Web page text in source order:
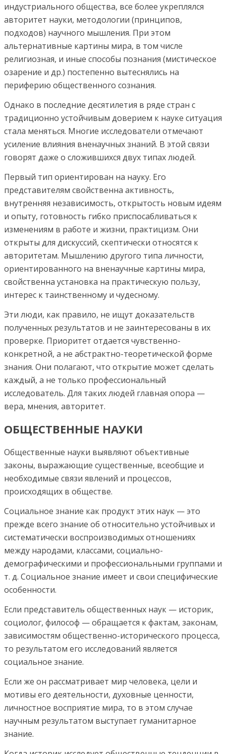
индустриального общества, все более укреплялся
авторитет науки, методологии (принципов,
подходов) научного мышления. При этом
альтернативные картины мира, в том числе
религиозная, и иные способы познания (мистическое
озарение и др.) постепенно вытеснялись на
периферию общественного сознания.
Однако в последние десятилетия в ряде стран с
традиционно устойчивым доверием к науке ситуация
стала меняться. Многие исследователи отмечают
усиление влияния вненаучных знаний. В этой связи
говорят даже о сложившихся двух типах людей.
Первый тип ориентирован на науку. Его
представителям свойственна активность,
внутренняя независимость, открытость новым идеям
и опыту, готовность гибко приспосабливаться к
изменениям в работе и жизни, практицизм. Они
открыты для дискуссий, скептически относятся к
авторитетам. Мышлению другого типа личности,
ориентированного на вненаучные картины мира,
свойственна установка на практическую пользу,
интерес к таинственному и чудесному.
Эти люди, как правило, не ищут доказательств
полученных результатов и не заинтересованы в их
проверке. Приоритет отдается чувственно-
конкретной, а не абстрактно-теоретической форме
знания. Они полагают, что открытие может сделать
каждый, а не только профессиональный
исследователь. Для таких людей главная опора —
вера, мнения, авторитет.
ОБЩЕСТВЕННЫЕ НАУКИ
Общественные науки выявляют объективные
законы, выражающие существенные, всеобщие и
необходимые связи явлений и процессов,
происходящих в обществе.
Социальное знание как продукт этих наук — это
прежде всего знание об относительно устойчивых и
систематически воспроизводимых отношениях
между народами, классами, социально-
демографическими и профессиональными группами и
т. д. Социальное знание имеет и свои специфические
особенности.
Если представитель общественных наук — историк,
социолог, философ — обращается к фактам, законам,
зависимостям общественно-исторического процесса,
то результатом его исследований является
социальное знание.
Если же он рассматривает мир человека, цели и
мотивы его деятельности, духовные ценности,
личностное восприятие мира, то в этом случае
научным результатом выступает гуманитарное
знание.